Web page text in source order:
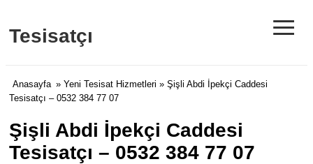
Tesisatçı ≡
Anasayfa » Yeni Tesisat Hizmetleri » Şişli Abdi İpekçi Caddesi
Tesisatçı – 0532 384 77 07
Şişli Abdi İpekçi Caddesi
Tesisatçı – 0532 384 77 07